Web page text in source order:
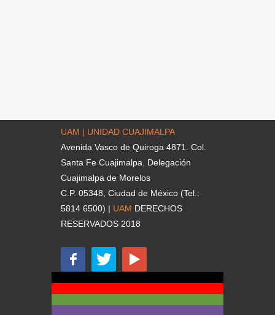
UAM | UNIDAD CUAJIMALPA
Avenida Vasco de Quiroga 4871. Col.
Santa Fe Cuajimalpa. Delegación
Cuajimalpa de Morelos
C.P. 05348, Ciudad de México (Tel.:
5814 6500) | UAM DERECHOS
RESERVADOS 2018